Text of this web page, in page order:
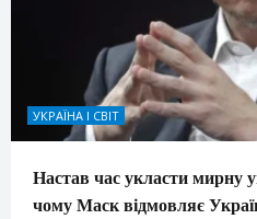
УКРАЇНА І СВІТ
Настав час укласти мирну
чому Маск відмовляє